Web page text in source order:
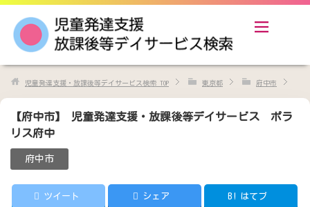
児童発達支援・放課後等デイサービス検索 TOP 東京都 府中市
【府中市】 児童発達支援・放課後等デイサービス ポラ
リス府中
府中市
ツイート シェア B! はてブ